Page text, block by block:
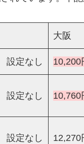
大阪
定なし 10,200
定なし 10,760
定なし 12,270